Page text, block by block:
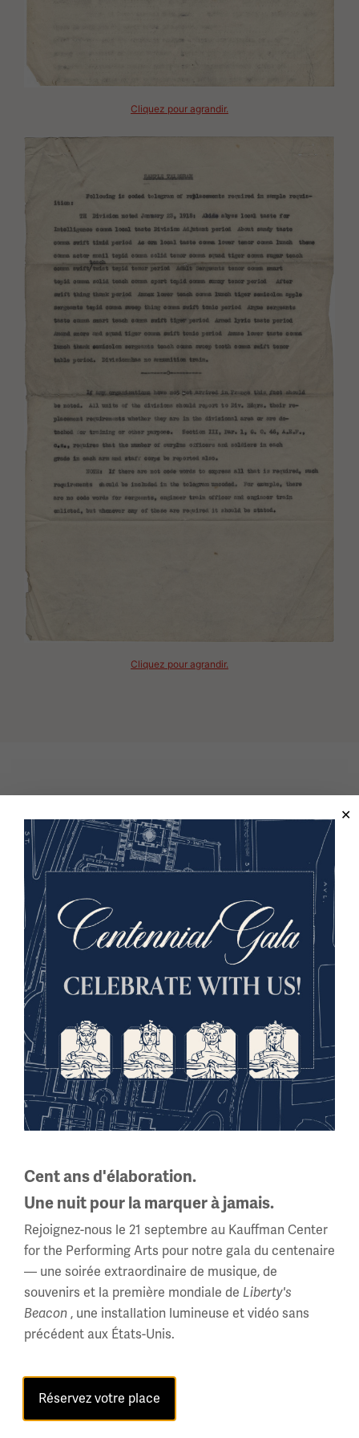
Cliquez pour agrandir.
Image(s)
Cliquez pour agrandir.
provient de la collection du capitaine Francis N. Bangs.
Le capitaine Bangs a servi dans la 77e division,
compagnie de police militaire, ainsi que dans l'escouade
A du 1er régiment de cavalerie de la Garde nationale de
New York, stationné le long de la frontière mexicaine en
1916. Consultez labase de données des collections en
lignepour découvrir d'autres objets liés au service du
capitaine Bangs pendant la Première Guerre mondiale.
Vous voulez en savoir
plus sur les codes de la
Première Guerre
mondiale et la rupture de
code ? Consulter l'histoire
de laTélégramme
Zimmermann, le câble
allemand secret de la
Première Guerre
mondiale tentant
d'enrôler le Mexique dans
la guerre, qui a été
Cent ans d'élaboration.
Une nuit pour la marquer à jamais.
Rejoignez-nous le 21 septembre au Kauffman Center
for the Performing Arts pour notre gala du centenaire
— une soirée extraordinaire de musique, de
souvenirs et la première mondiale de Liberty's
Beacon , une installation lumineuse et vidéo sans
précédent aux États-Unis.
Réservez votre place